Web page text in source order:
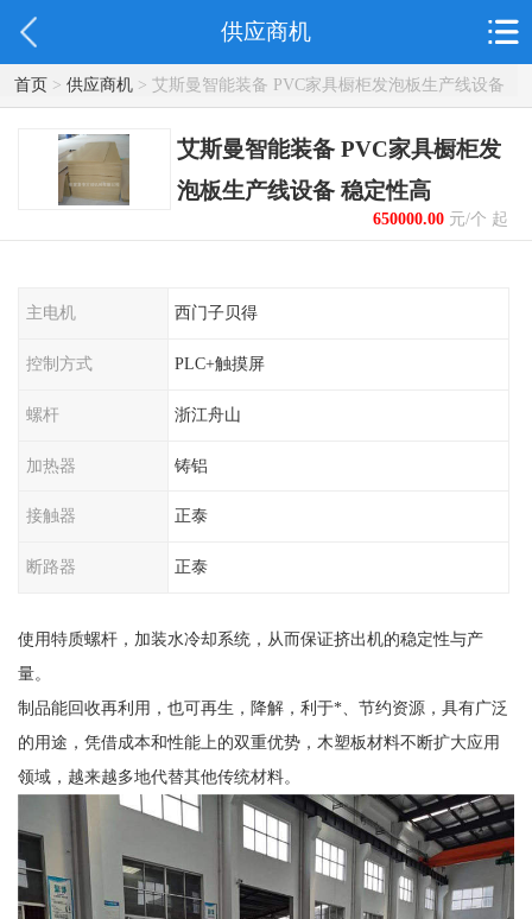
供应商机
首页> 供应商机> 艾斯曼智能装备 PVC家具橱柜发泡板生产线设备
稳定性高
艾斯曼智能装备 PVC家具橱柜发
泡板生产线设备 稳定性高
650000.00元/个 起
主电机 西门子贝得
控制方式 PLC+触摸屏
螺杆 浙江舟山
加热器 铸铝
接触器 正泰
断路器 正泰
使用特质螺杆，加装水冷却系统，从而保证挤出机的稳定性与产
量。
制品能回收再利用，也可再生，降解，利于*、节约资源，具有广泛
的用途，凭借成本和性能上的双重优势，木塑板材料不断扩大应用
领域，越来越多地代替其他传统材料。